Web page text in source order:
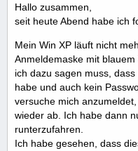
Hallo zusammen,
seit heute Abend habe ich
Mein Win XP läuft nicht
Anmeldemaske mit
ich dazu sagen muss,
habe und auch kein
versuche mich
wieder ab. Ich habe dann
runterzufahren.
Ich habe gesehen, dass